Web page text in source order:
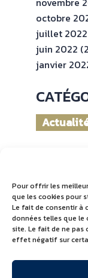
Pour offrir les
que les cookies pour
Le fait de consentir à
données telles que le
site. Le fait de ne
effet négatif sur
octobre
juillet 2022
juin 2022
janvier